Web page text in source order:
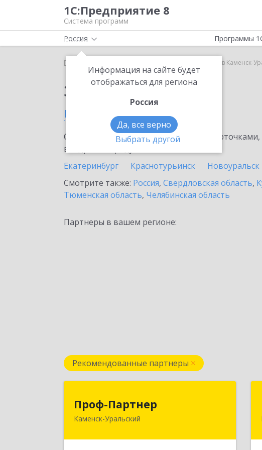
1С:Предприятие 8
Система программ
Россия
Информация на сайте будет
отображаться для региона
Россия
Да, все верно
Выбрать другой
Программы
Главная 1С:Лизинг в Каменск-
Заказать 1С:Лизинг
в Каменск-Уральском
Ознакомьтесь с информационными карточками,
внедрение продукта.
Екатеринбург
Краснотурьинск Новоуральск
Смотрите также: Россия, Свердловская область,
Тюменская область, Челябинская область
Партнеры в вашем регионе:
Рекомендованные партнеры
Проф-Партнер
Каменск-Уральский
623406, Свердловская обл, Каменск-